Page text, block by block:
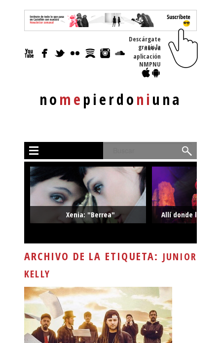
nomepierdoniuna
Descárgate
gratis la nueva
aplicación
NMPNU
Xenia: "Berrea" Allí donde la
ARCHIVO DE LA ETIQUETA: JUNIOR
KELLY